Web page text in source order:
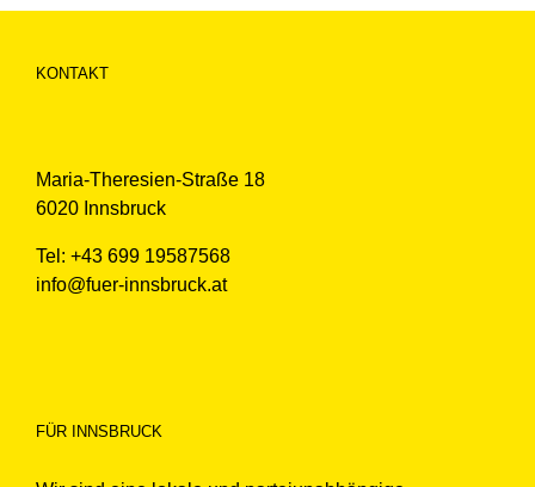
KONTAKT
Maria-Theresien-Straße 18
6020 Innsbruck
Tel: +43 699 19587568
info@fuer-innsbruck.at
FÜR INNSBRUCK